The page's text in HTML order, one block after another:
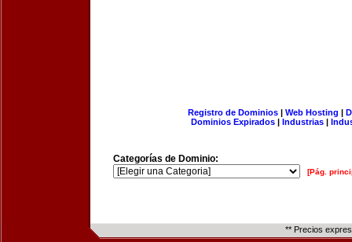
Registro de Dominios| Web Hosting |
Dominios Expirados | Industrias |
Categorías de Dominio:
[Pág.
** Precios